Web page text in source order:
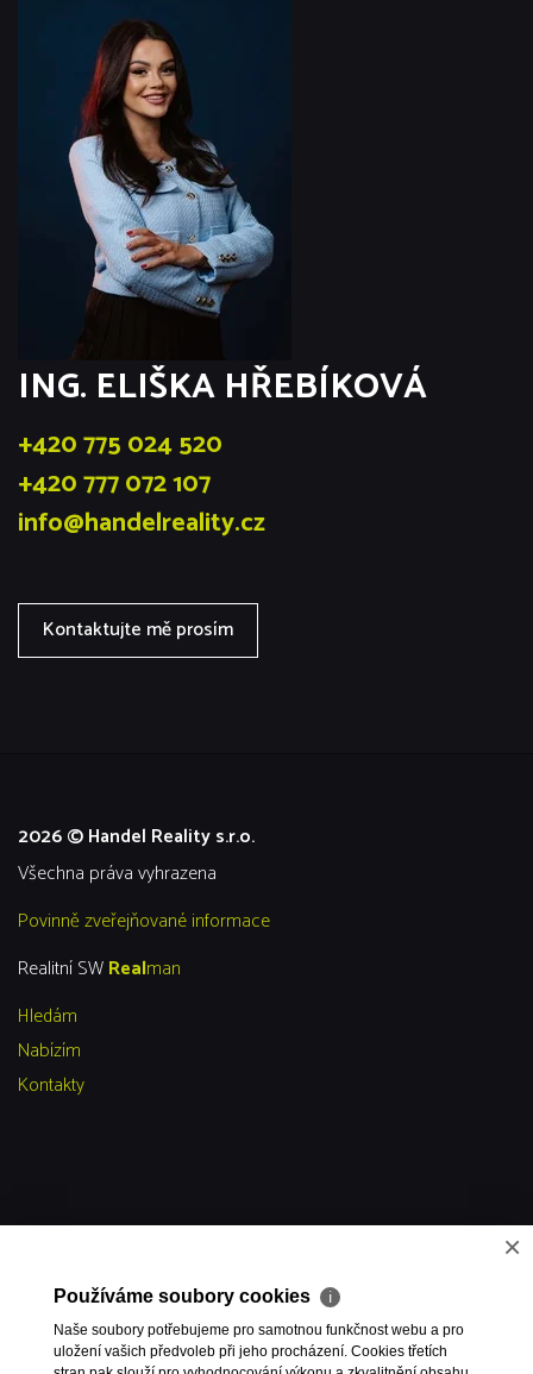
ING. ELIŠKA HŘEBÍKOVÁ
+420 775 024 520
+420 777 072 107
info@handelreality.cz
Kontaktujte mě prosím
2026 © Handel Reality s.r.o.
všechna práva vyhrazena
Povinně zveřejňované informace
Realitní SWRealman
Hledám
Nabízím
Kontakty
×
Používáme soubory cookies ℹ
Naše soubory potřebujeme pro samotnou funkčnost webu a pro
uložení vašich předvoleb při jeho procházení. Cookies třetích